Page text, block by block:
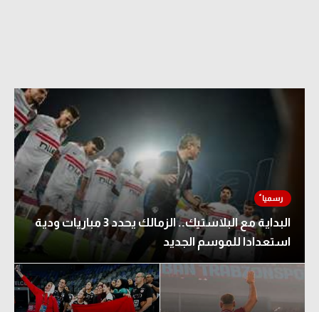
البداية مع البلاستيك.. الزمالك يحدد 3 مباريات ودية
استعدادا للموسم الجديد